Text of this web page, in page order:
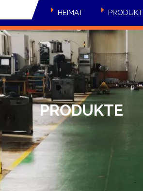
HEIMAT PRODUKT
PRODUKTE